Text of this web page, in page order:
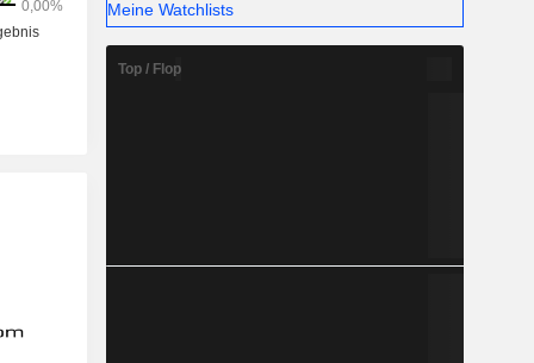
Meine Watchlists
Top / Flop